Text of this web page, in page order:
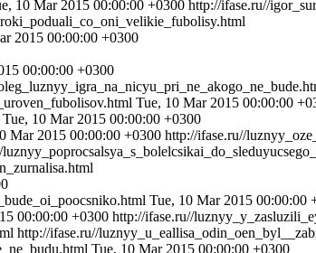
10 Mar 2015 00:00:00 +0300 http://ifase.ru//
2015 00:00:00 +0300
00:00:00 +0300
Tue, 10 Mar 2015 00:00:00
Tue, 10 Mar 2015 00:00:00 +0300
Mar 2015 00:00:00 +0300 http://ifase.ru//
Tue, 10 Mar 2015 00:00:00
00:00:00 +0300 http://ifase.ru//
http://ifase.ru//
Tue, 10 Mar 2015 00:00:00 +0300